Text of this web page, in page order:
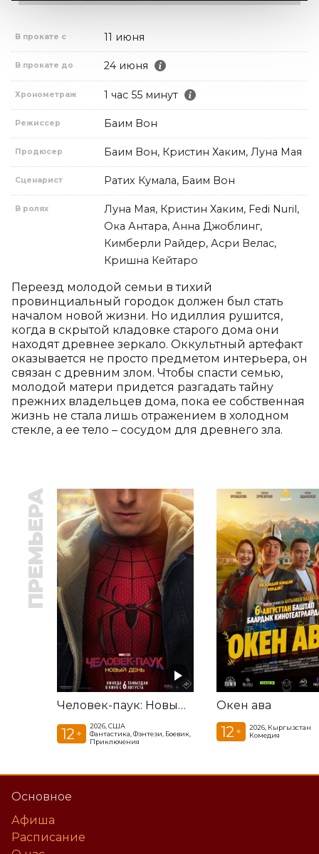
В прокате с 11 июня
В прокате до 24 июня
Хронометраж 1 час 55 минут
Режиссер Баим Вон
Продюсер Баим Вон, Кристин Хаким, Луна Мая
Сценарист Ратих Кумала, Баим Вон
В ролях
Луна Мая, Кристин Хаким, Fedi Nuril,
Ока Антара, Анна Джоблинг,
Кимберли Райдер, Асри Велас,
Кришна Кейтаро
Переезд молодой семьи в тихий
провинциальный городок должен был стать
началом новой жизни. Но идиллия рушится,
когда в скрытой кладовке старого дома они
находят древнее зеркало. Оккультный артефакт
оказывается не просто предметом интерьера, он
связан с древним злом. Чтобы спасти семью,
молодой матери придется разгадать тайну
прежних владельцев дома, пока ее собственная
жизнь не стала лишь отражением в холодном
стекле, а ее тело – сосудом для древнего зла.
ПРЕМЬЕРА
Человек-паук: Новый день
12 +
2026, США
Фантастика, Фэнтези, Боевик,
Приключения
Окен ава
12 +
2026, Кыргызстан
Комедия
Основное
Афиша
Расписание